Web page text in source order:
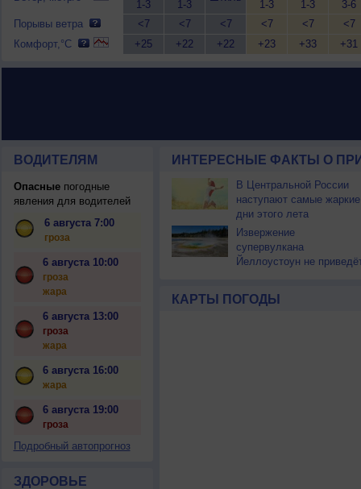
Порывы ветра
Комфорт,°C
1-3
<7
+25
1-3
<7
+22
<7
+22
1-3
<7
+23
1-3
<7
+33
3-6
<7
+31
ВОДИТЕЛЯМ
Опасныепогодные
явления для водителей
6 августа 7:00
гроза
6 августа 10:00
гроза
жара
6 августа 13:00
гроза
жара
6 августа 16:00
жара
6 августа 19:00
гроза
Подробный автопрогноз
ЗДОРОВЬЕ
ИНТЕРЕСНЫЕ ФАКТЫ О
В Центральной России
наступают самые жаркие
дни этого лета
Извержение
супервулкана
Йеллоустоун не
КАРТЫ ПОГОДЫ